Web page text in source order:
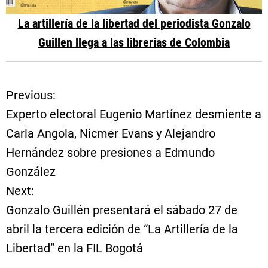
La artillería de la libertad del periodista Gonzalo
Guillen llega a las librerías de Colombia
N
a
v
e
g
a
Previous:
Experto electoral Eugenio Martínez desmiente a
Carla Angola, Nicmer Evans y Alejandro
Hernández sobre presiones a Edmundo
González
Next:
Gonzalo Guillén presentará el sábado 27 de
abril la tercera edición de “La Artillería de la
Libertad” en la FIL Bogotá